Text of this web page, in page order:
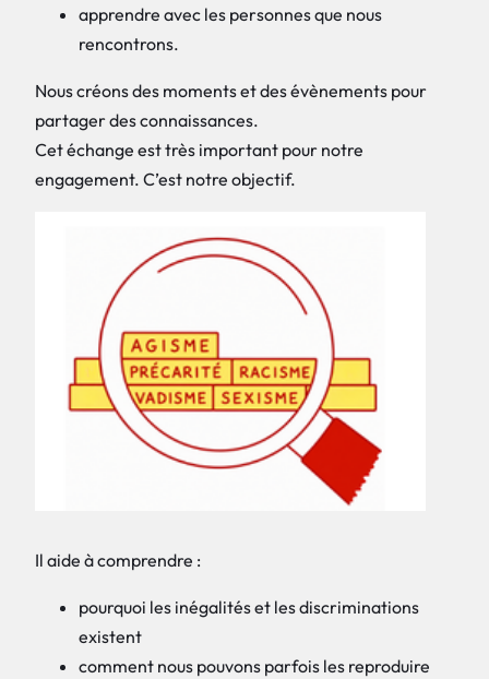
apprendre avec les personnes que nous
rencontrons.
Nous créons des moments et des évènements pour
partager des connaissances.
Cet échange est très important pour notre
engagement. C’est notre objectif.
Il aide à comprendre :
pourquoi les inégalités et les discriminations
existent
comment nous pouvons parfois les reproduire